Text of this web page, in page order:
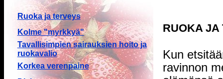
Ruoka ja terveys
Kolme "myrkkyä"
Tavallisimpien sairauksien hoito ja
ruokavalio
Korkea verenpaine
RUOKA JA
Kun
ravinnon